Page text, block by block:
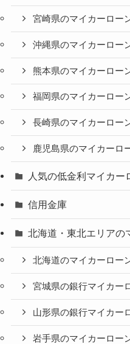
宮崎県のマイカーロー
沖縄県のマイカーロー
熊本県のマイカーロー
福岡県のマイカーロー
長崎県のマイカーロー
鹿児島県のマイカーロ
人気の低金利マイカー
信用金庫
北海道・東北エリアの
北海道のマイカーロー
宮城県の銀行マイカー
山形県の銀行マイカー
岩手県のマイカーロー